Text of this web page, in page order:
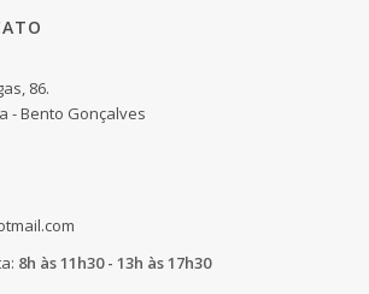
86.
- Bento Gonçalves
8h às 11h30 - 13h às 17h30